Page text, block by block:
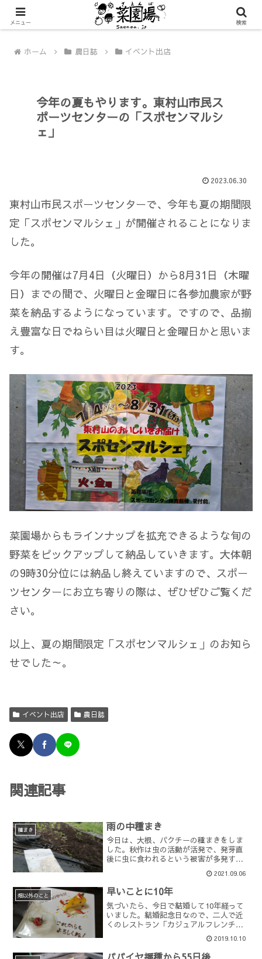
ホーム 農日誌 イベント出店
今年の夏もやります。東村山市民ス
ポーツセンターの「スポセンマルシ
ェ」
2023.06.30
東村山市民スポーツセンターで、今年も夏の期間限
定「スポセンマルシェ」が開催されることになりま
した。
今年の開催は7月4日（火曜日）から8月31日（木曜
日）までの間で、火曜日と金曜日に各参加農家が野
菜を納品するようになっています。ですので、品揃
え豊富な日でねらい目は火曜日と金曜日かと思いま
す。
菜園場からもラインナップを拡充できるような旬の
野菜をピックアップして納品していきます。大体朝
の9時30分位には納品し終えていますので、スポー
ツセンターにお立ち寄りの際は、ぜひぜひご覧くだ
さい。
以上、夏の期間限定「スポセンマルシェ」のお知ら
せでした～。
イベント出店 農日誌
関連記事
種まき 雨の中種まき
今日は、大根、パクチーの種まきをしま
した。秋作は虫の活動が活発で、発芽直
後に虫に食われるという被害が多発する
ため、今年も防虫ネットをフル活用して
みます。パクチーの種まきは、雑草取り
がてらにニンジンの隙間に。発芽直後は
キレイに出揃っていたニン...
2021.09.06
畑以外のこと 早いことに10年
気づいたら、今日で結婚して10年経って
いました。結婚記念日なので、二人で近
くのレストラン「カジュアルフレンチ
シェシミズ」にランチに。こじんまりと
しているけど、堅苦しくなく、それでい
てかなりリーズナブルな価格で美味しい
2019.10.10
メニュー 検索